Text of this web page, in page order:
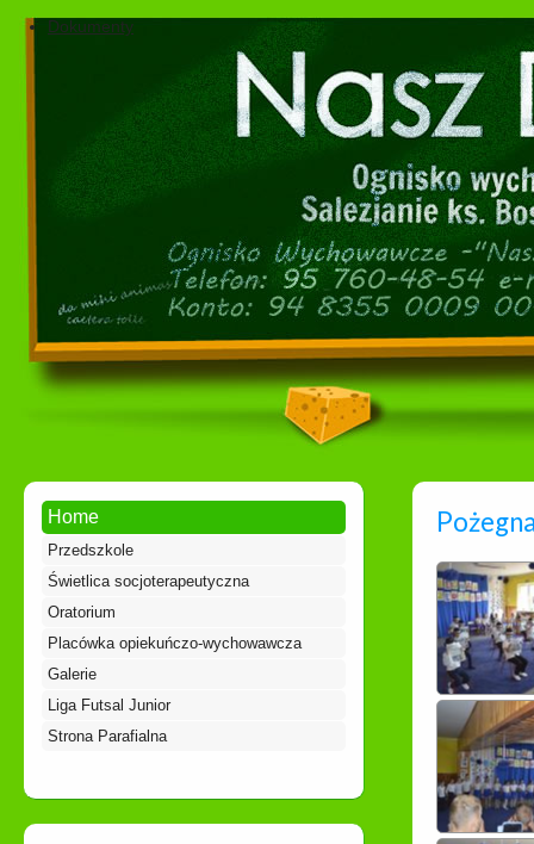
Dokumenty
Home
Przedszkole
Świetlica socjoterapeutyczna
Oratorium
Placówka opiekuńczo-wychowawcza
Galerie
Liga Futsal Junior
Strona Parafialna